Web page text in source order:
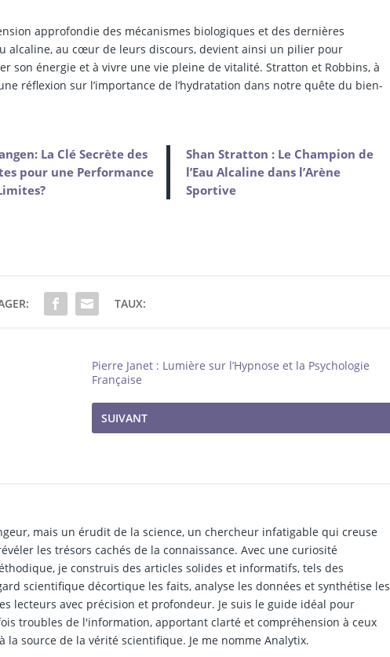
approfondie des mécanismes biologiques et des dernières
alcaline, au cœur de leurs discours, devient ainsi un pilier pour
son énergie et à vivre une vie pleine de vitalité. Stratton et Robbins, à
réflexion sur l’importance de l’hydratation dans notre quête du bien-
La Clé Secrète des
pour une Performance
Shan Stratton : Le Champion de
l’Eau Alcaline dans l’Arène
Sportive
TAUX:
Pierre Janet : Lumière sur l’Hypnose et la Psychologie
Française
SUIVANT
mais un érudit de la science, un chercheur infatigable qui creuse
les trésors cachés de la connaissance. Avec une curiosité
je construis des articles solides et informatifs, tels des
scientifique décortique les faits, analyse les données et synthétise les
lecteurs avec précision et profondeur. Je suis le guide idéal pour
troubles de l'information, apportant clarté et compréhension à ceux
la source de la vérité scientifique. Je me nomme Analytix.